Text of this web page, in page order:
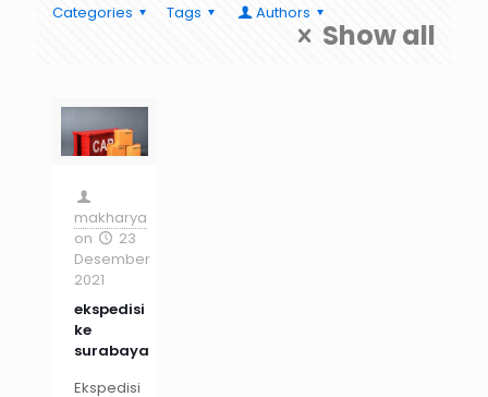
Categories Tags Authors
Show all
makharya
on
23
Desember
2021
ekspedisi
ke
surabaya
Ekspedisi